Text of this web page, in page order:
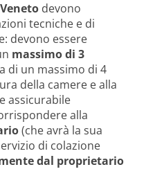
devono
tecniche e di
devono essere
massimo di 3
di un massimo di 4
della camere e alla
assicurabile
alla
(che avrà la sua
di colazione
dal proprietario